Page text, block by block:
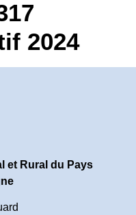
2024
et Rural du Pays